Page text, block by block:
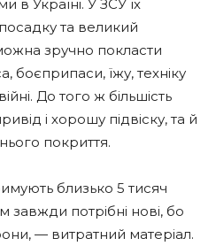
в Україні. У ЗСУ їх
та великий
зручно покласти
боєприпаси, їжу, техніку
До того ж більшість
і хорошу підвіску, та й
покриття.
близько 5 тисяч
завжди потрібні нові, бо
— витратний матеріал.